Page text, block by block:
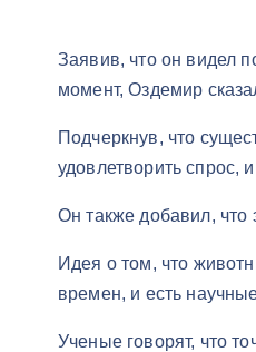
Заявив, что он видел
момент, Оздемир
Подчеркнув, что
удовлетворить спрос,
Он также добавил, что
Идея о том, что
времен, и есть
Ученые говорят, что